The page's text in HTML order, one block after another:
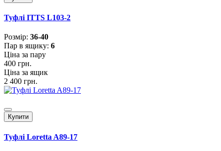
Туфлі ITTS L103-2
Розмiр: 36-40
Пар в ящику: 6
Ціна за пару
400 грн.
Ціна за ящик
2 400 грн.
Купити
Туфлі Loretta A89-17